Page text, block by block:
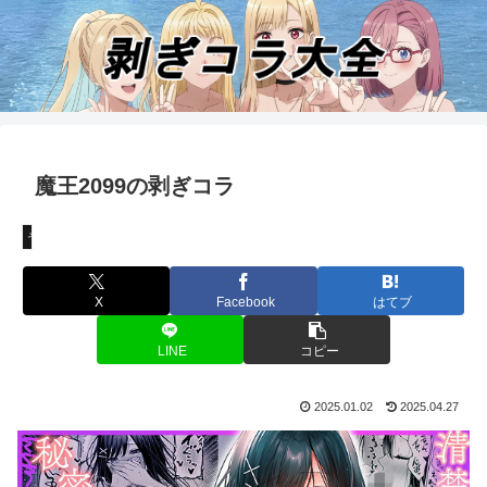
魔王2099の剥ぎコラ
その他
X Facebook はてブ
LINE コピー
2025.01.02 2025.04.27